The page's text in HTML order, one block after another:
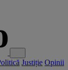
Justiție Opinii